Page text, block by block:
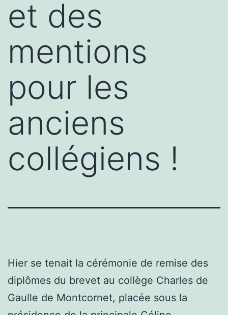
et des
mentions
pour les
anciens
collégiens !
Hier se tenait la cérémonie de remise des
diplômes du brevet au collège Charles de
Gaulle de Montcornet, placée sous la